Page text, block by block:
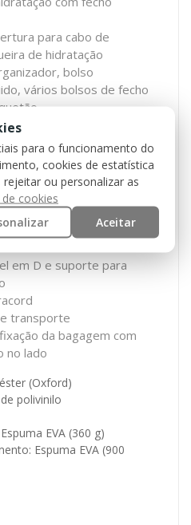
para cabo de
de hidratação
bolso
vários bolsos de fecho
principal e bolso
por zíper
costas
com fivela de liberação
ajustável e estofada,
em D e suporte para
transporte
da bagagem com
no lado
(Oxford)
polivinilo
EVA (360 g)
: Espuma EVA (900
para o funcionamento do
cookies de estatística
ou personalizar as
cookies
Aceitar